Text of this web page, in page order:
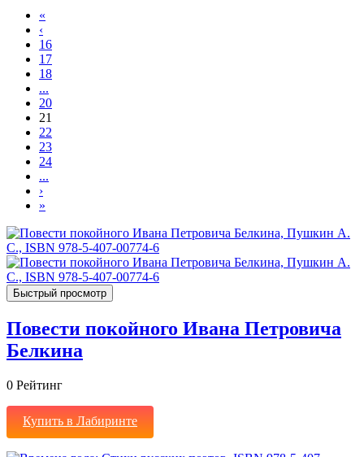
«
‹
16
17
18
...
20
21
22
23
24
...
›
»
Быстрый просмотр
Повести покойного Ивана Петровича
Белкина
0 Рейтинг
Купить в Лабиринте